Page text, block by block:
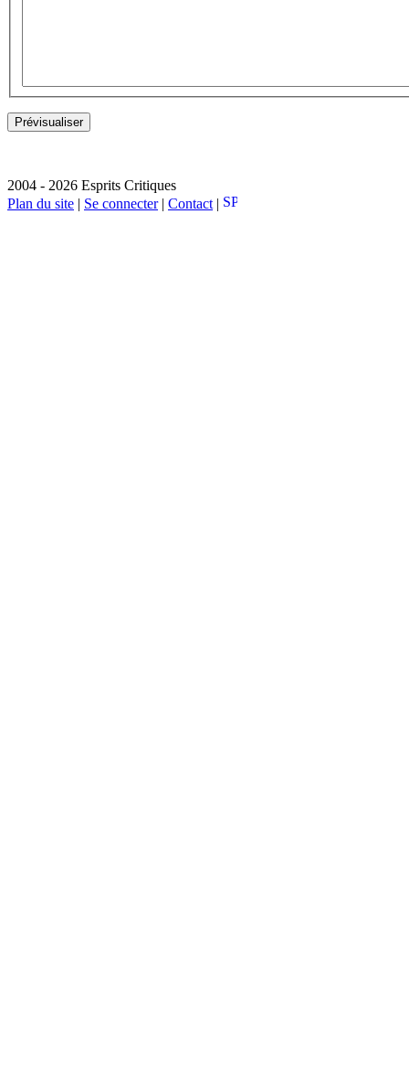
2004 - 2026 Esprits Critiques
Plan du site | Se connecter| Contact |